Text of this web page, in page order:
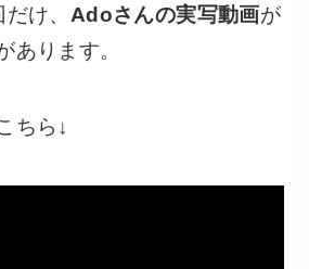
け、 Adoさんの実写動画が
あります。
ちら↓